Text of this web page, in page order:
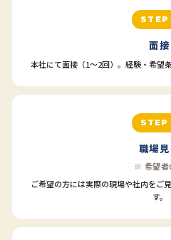
STEP
面接
本社にて面接（1〜2回）。経験・希望
STEP
職場
※ 希望者
ご希望の方には実際の現場や社内をご
す。